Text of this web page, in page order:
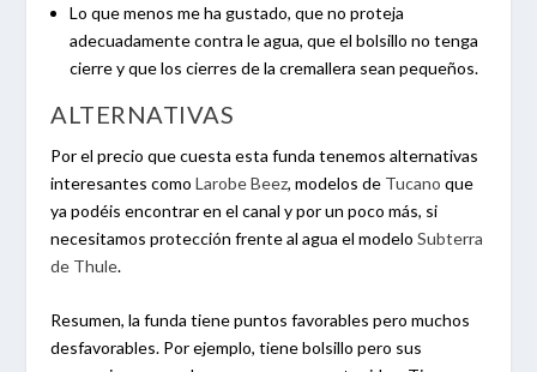
Lo que menos me ha gustado, que no proteja
adecuadamente contra le agua, que el bolsillo no tenga
cierre y que los cierres de la cremallera sean pequeños.
ALTERNATIVAS
Por el precio que cuesta esta funda tenemos alternativas
interesantes comoLarobe Beez, modelos de Tucano que
ya podéis encontrar en el canal y por un poco más, si
necesitamos protección frente al agua el modeloSubterra
de Thule.
Resumen, la funda tiene puntos favorables pero muchos
desfavorables. Por ejemplo, tiene bolsillo pero sus